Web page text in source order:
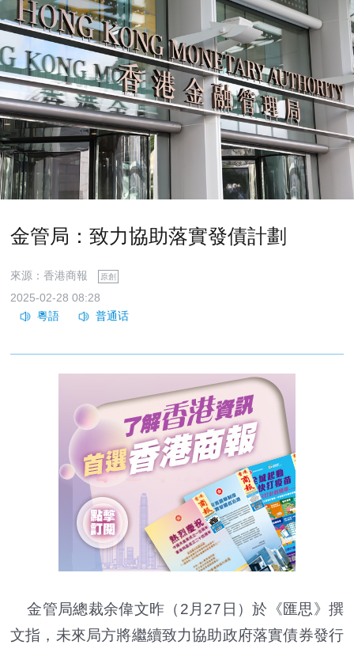
金管局：致力協助落實發債計劃
來源：香港商報 原創
2025-02-28 08:28
金管局總裁余偉文昨（2月27日）於《匯思》撰
文指，未來局方將繼續致力協助政府落實債券發行